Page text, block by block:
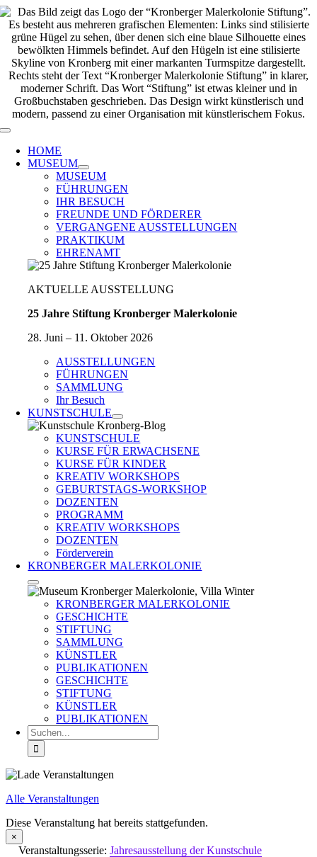
Zum
Inhalt
springen
Toggle
Navigation
HOME
MUSEUM
MUSEUM
FÜHRUNGEN
IHR BESUCH
FREUNDE UND FÖRDERER
VERGANGENE AUSSTELLUNGEN
PRAKTIKUM
EHRENAMT
AKTUELLE AUSSTELLUNG
25 Jahre Stiftung Kronberger Malerkolonie
28. Juni – 11. Oktober 2026
AUSSTELLUNGEN
FÜHRUNGEN
SAMMLUNG
Ihr Besuch
KUNSTSCHULE
KUNSTSCHULE
KURSE FÜR ERWACHSENE
KURSE FÜR KINDER
KREATIV WORKSHOPS
GEBURTSTAGS-WORKSHOP
DOZENTEN
PROGRAMM
KREATIV WORKSHOPS
DOZENTEN
Förderverein
KRONBERGER MALERKOLONIE
KRONBERGER MALERKOLONIE
GESCHICHTE
STIFTUNG
SAMMLUNG
KÜNSTLER
PUBLIKATIONEN
GESCHICHTE
STIFTUNG
KÜNSTLER
PUBLIKATIONEN
Suche
nach:
Alle Veranstaltungen
Diese Veranstaltung hat bereits stattgefunden.
×
Veranstaltungsserie: Jahresausstellung der Kunstschule